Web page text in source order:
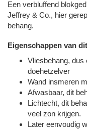
Een verbluffend
Jeffrey & Co., hier
behang.
Eigenschappen van
Vliesbehang, dus
doehetzelver
Wand insmeren
Afwasbaar, dit
Lichtecht, dit
veel zon krijgen.
Later eenvoudig